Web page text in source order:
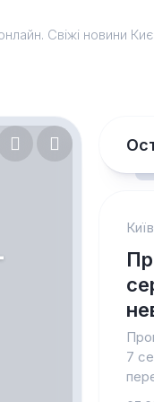
Свіжі новини
Київ
7